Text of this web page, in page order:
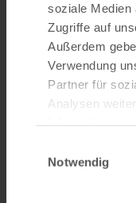
soziale Medien
Zugriffe auf
Außerdem
Verwendung
Partner für
Analysen
haben oder die
Notwendig